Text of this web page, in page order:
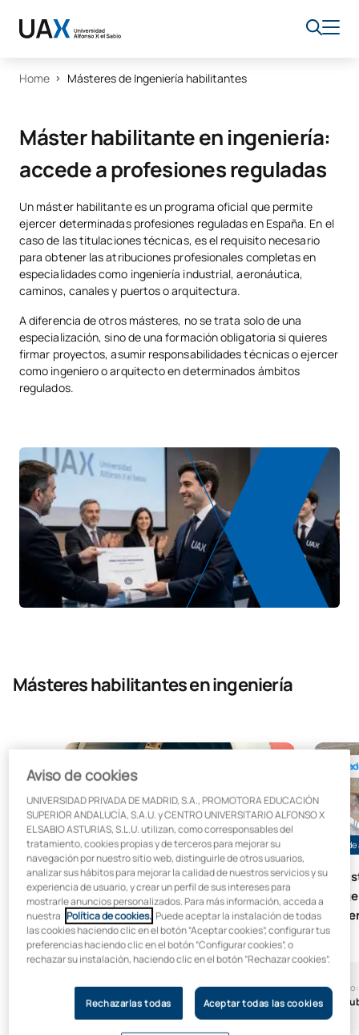
Home Másteres de Ingeniería habilitantes
Máster habilitante en ingeniería:
accede a profesiones reguladas
Un máster habilitante es un programa oficial que permite
ejercer determinadas profesiones reguladas en España. En el
caso de las titulaciones técnicas, es el requisito necesario
para obtener las atribuciones profesionales completas en
especialidades como ingeniería industrial, aeronáutica,
caminos, canales y puertos o arquitectura.
A diferencia de otros másteres, no se trata solo de una
especialización, sino de una formación obligatoria si quieres
firmar proyectos, asumir responsabilidades técnicas o ejercer
como ingeniero o arquitecto en determinados ámbitos
regulados.
Másteres habilitantes en ingeniería
Madrid
30% de ayuda hasta el 15 de agosto
Máster Universitario en
Ingeniería Aeronáutica
Inicio:
Octubre
Duración:
12 meses
Máster Universitario en Ingeniería Aeronáutica
30%
Inicio:
Máster
Aviso de cookies
UNIVERSIDAD PRIVADA DE MADRID, S.A., PROMOTORA EDUCACIÓN
SUPERIOR ANDALUCÍA, S.A.U. y CENTRO UNIVERSITARIO ALFONSO X
EL SABIO ASTURIAS, S.L.U. utilizan, como corresponsables del
tratamiento, cookies propias y de terceros para mejorar su
navegación por nuestro sitio web, distinguirle de otros usuarios,
analizar sus hábitos para mejorar la calidad de nuestros servicios y su
experiencia de usuario, y crear un perfil de sus intereses para
mostrarle anuncios personalizados. Para más información, acceda a
nuestra Política de cookies. . Puede aceptar la instalación de todas
las cookies haciendo clic en el botón “Aceptar cookies”, configurar tus
preferencias haciendo clic en el botón “Configurar cookies”, o
rechazar su instalación, haciendo clic en el botón “Rechazar cookies”.
Rechazarlas todas Aceptar todas las cookies